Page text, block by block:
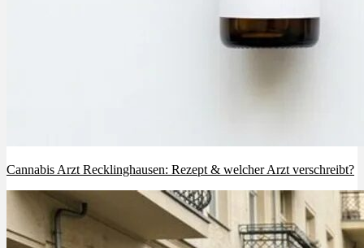
Cannabis Arzt Recklinghausen: Rezept & welcher Arzt verschreibt?